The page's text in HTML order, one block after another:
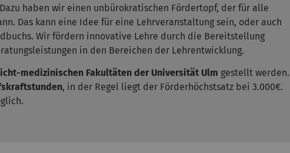
haben wir einen unbürokratischen Fördertopf, der für alle
Das kann eine Idee für eine Lehrveranstaltung sein, oder auch
Wir fördern innovative Lehre durch die Bereitstellung
in den Bereichen der Lehrentwicklung.
medizinischen Fakultäten der Universität Ulm gestellt werden.
, in der Regel liegt der Förderhöchstsatz bei 3.000€.